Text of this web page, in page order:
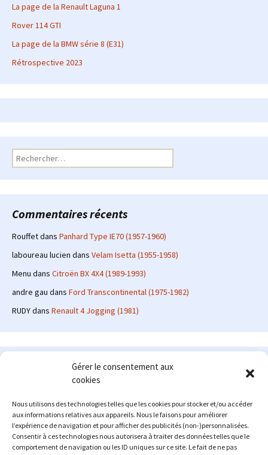
Gérer le consentement aux
cookies
Nous utilisons des technologies telles que les cookies pour stocker et/ou accéder
aux informations relatives aux appareils. Nous le faisons pour améliorer
l’expérience de navigation et pour afficher des publicités (non-)personnalisées.
Consentir à ces technologies nous autorisera à traiter des données telles que le
comportement de navigation ou les ID uniques sur ce site. Le fait de ne pas
La page de la Renault Laguna 1
Rover 114 GTI
La page de la BMW série 8 (E31)
Rétrospective 2023
Rechercher :
Commentaires récents
Rouffetdans Panhard Type IE70 (1957-1960)
laboureau lucien dans Velam Isetta (1955-1958)
Menu dans Citroën BX 4X4 (1989-1993)
andre gau dans Ford Transcontinental (1975-1982)
RUDYdans Renault 4 Jogging (1981)
Le site en quelques mots
: passionné d'automobile ancienne depuis de
internet à partir de 2009 au travers d'un blog qui a connu un relatif
succès. Fin 2013, je décide de prendre mon autonomie et me lancer
avec mon propre site : l'Automobile Ancienne.
Me contacter : alex(at)lautomobileancienne.com